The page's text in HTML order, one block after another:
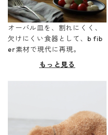
オーバル皿を、割れにくく、
欠けにくい食器として、b fib
er素材で現代に再現。
もっと見る